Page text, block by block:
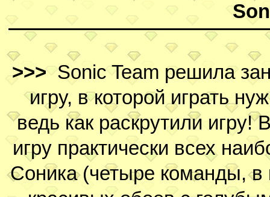
>>> Sonic Team решила
игру, в которой играть
ведь как раскрутили
игру практически всех
Соника (четыре команды, в